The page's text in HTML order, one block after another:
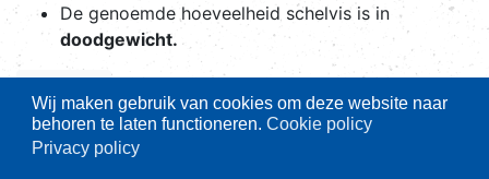
Wij maken gebruik van cookies om deze website naar
behoren te laten functioneren. Cookie policy
Privacy policy
De genoemde hoeveelheid schelvis is in
doodgewicht.